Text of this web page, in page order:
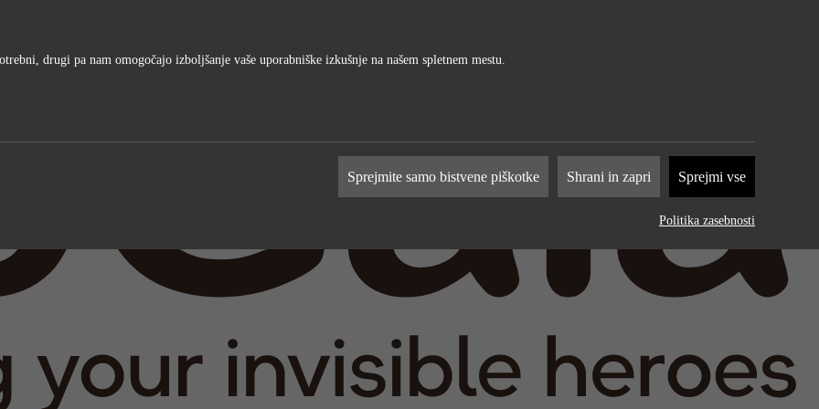
drugi pa nam omogočajo izboljšanje vaše uporabniške izkušnje na našem spletnem mestu.
Zunanji mediji
Te piškotke podjetja morda uporabljajo za
identificirajo vaš brskalnik in napravo.
ime
ponudniki LinkedIn
delovanja
2 years
Sprejmite samo bistvene piškotke Shrani in zapri Sprejmi vse
Politika zasebnosti